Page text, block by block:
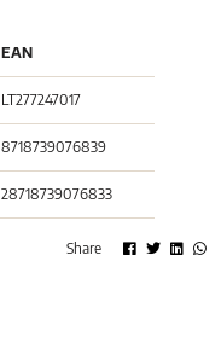
EAN
LT277247017
8718739076839
28718739076833
Share